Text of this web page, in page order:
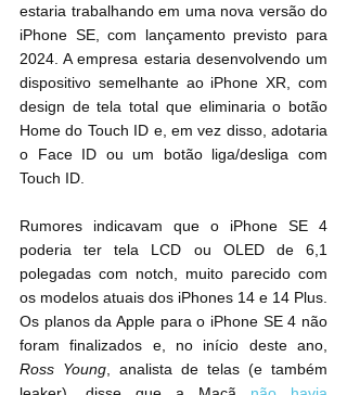
estaria trabalhando em uma nova versão do
‌iPhone SE‌, com lançamento previsto para
2024. A empresa estaria desenvolvendo um
dispositivo semelhante ao iPhone XR, com
design de tela total que eliminaria o botão
Home do Touch ID e, em vez disso, adotaria
o Face ID ou um botão liga/desliga com
Rumores indicavam que o ‌iPhone SE‌ 4
poderia ter tela LCD ou OLED de 6,1
polegadas com notch, muito parecido com
os modelos atuais dos ‌iPhones 14 e 14 Plus‌.
Os planos da Apple para o ‌iPhone SE‌ 4 não
Ross Young , analista de telas (e também